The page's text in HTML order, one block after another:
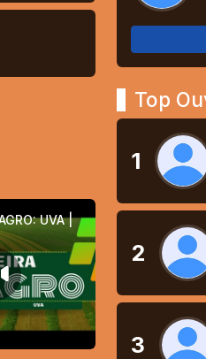
UVA |
Top
1
2
3